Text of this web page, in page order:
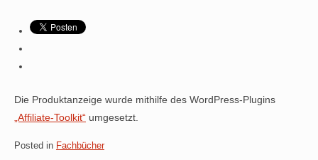
Die Produktanzeige wurde mithilfe des WordPress-Plugins
„Affiliate-Toolkit“ umgesetzt.
Posted in Fachbücher